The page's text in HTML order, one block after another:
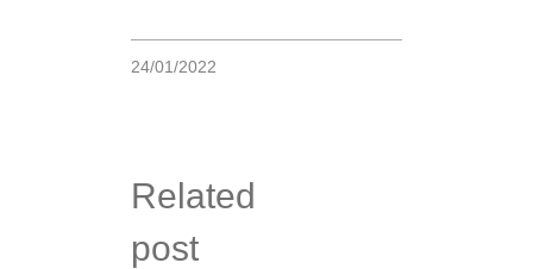
24/01/2022
Related
post